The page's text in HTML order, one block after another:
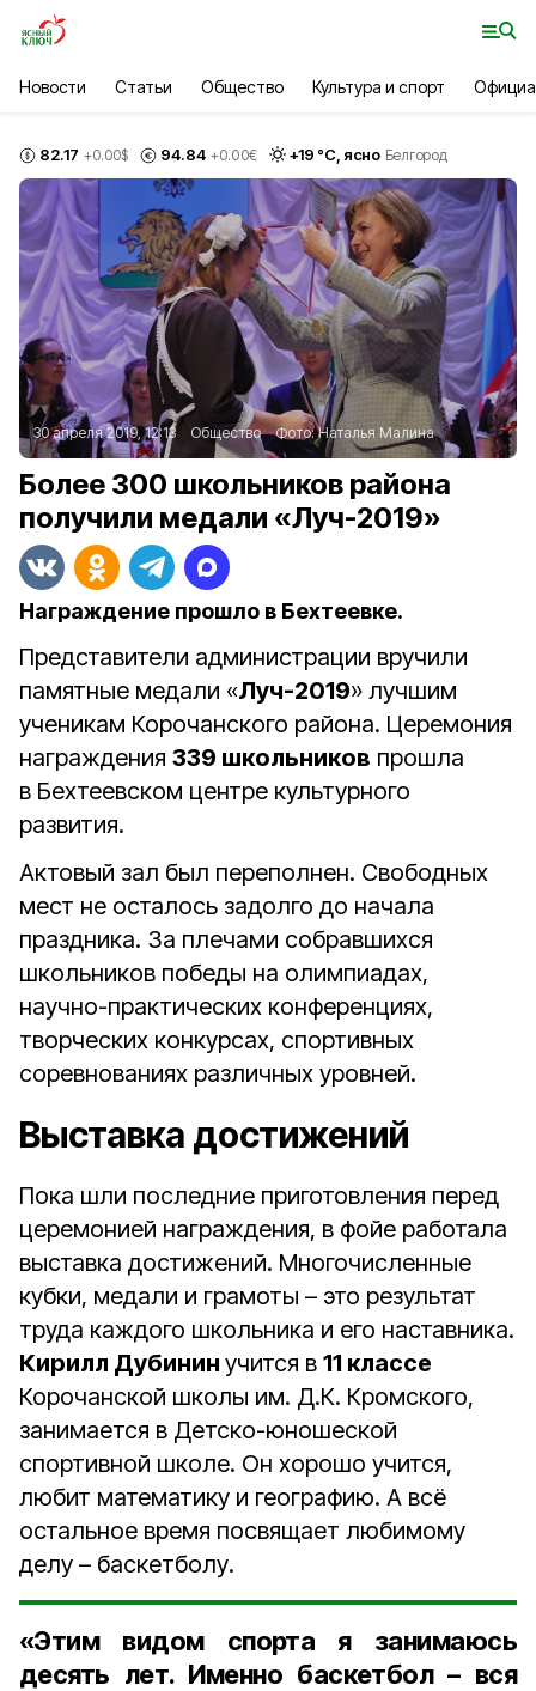
Новости Статьи Общество Культура и спорт
82.17 +0.00$ 94.84 +0.00€ +19 °С, ясно Белгород
30 апреля 2019, 12:13 Общество Фото:Наталья Малина
Более 300 школьников района
получили медали «Луч-2019»
Награждение прошло в Бехтеевке.
Представители администрации вручили
памятные медали «Луч-2019» лучшим
ученикам Корочанского района. Церемония
награждения 339 школьников прошла
в Бехтеевском центре культурного
развития.
Актовый зал был переполнен. Свободных
мест не осталось задолго до начала
праздника. За плечами собравшихся
школьников победы на олимпиадах,
научно-практических конференциях,
творческих конкурсах, спортивных
соревнованиях различных уровней.
Выставка достижений
Пока шли последние приготовления перед
церемонией награждения, в фойе работала
выставка достижений. Многочисленные
кубки, медали и грамоты – это результат
труда каждого школьника и его наставника.
Кирилл Дубинин учится в 11 классе
Корочанской школы им. Д.К. Кромского,
занимается в Детско-юношеской
спортивной школе. Он хорошо учится,
любит математику и географию. А всё
остальное время посвящает любимому
делу – баскетболу.
«Этим видом спорта я занимаюсь
десять лет. Именно баскетбол – вся